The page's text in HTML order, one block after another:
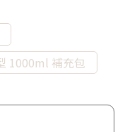
1000ml 補充包